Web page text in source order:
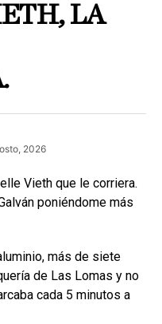
LA
2026
Vieth que le corriera.
poniéndome más
más de siete
de Las Lomas y no
cada 5 minutos a